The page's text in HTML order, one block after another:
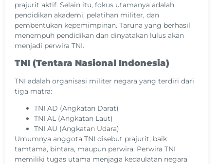
prajurit aktif. Selain itu, fokus utamanya adalah
pendidikan akademi, pelatihan militer, dan
pembentukan kepemimpinan. Taruna yang berhasil
menempuh pendidikan dan dinyatakan lulus akan
menjadi perwira TNI.
TNI (Tentara Nasional Indonesia)
TNI adalah organisasi militer negara yang terdiri dari
tiga matra:
TNI AD (Angkatan Darat)
TNI AL (Angkatan Laut)
TNI AU (Angkatan Udara)
Umumnya anggota TNI disebut prajurit, baik
tamtama, bintara, maupun perwira. Perwira TNI
memiliki tugas utama menjaga kedaulatan negara